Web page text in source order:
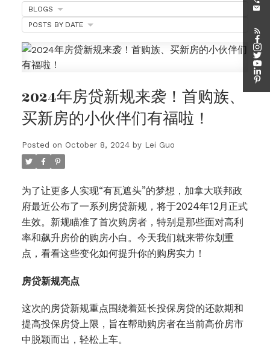
2024年房贷新规来袭！首购族、
买新房的小伙伴们有福啦！
Posted on October 8, 2024 by Lei Guo
为了让更多人实现“有瓦遮头”的梦想，加拿大联邦政
府最近公布了一系列房贷新规，将于2024年12月正式
生效。新规瞄准了首次购房者，特别是那些面对高利
率和飙升房价的购房小白。今天我们就来带你划重
点，看看这些变化如何提升你的购房实力！
房贷新规亮点
这次的房贷新规重点围绕着延长投保房贷的还款期和
提高投保房贷上限，旨在帮助购房者在当前高价房市
中脱颖而出，轻松上车。
BLOGS
POSTS BY DATE